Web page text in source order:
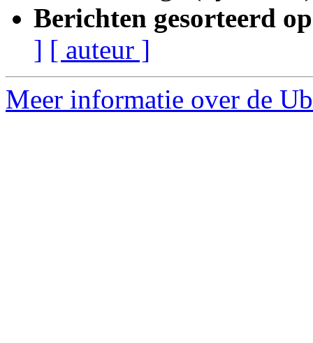
Berichten gesorteerd
] [ auteur ]
Meer informatie over de